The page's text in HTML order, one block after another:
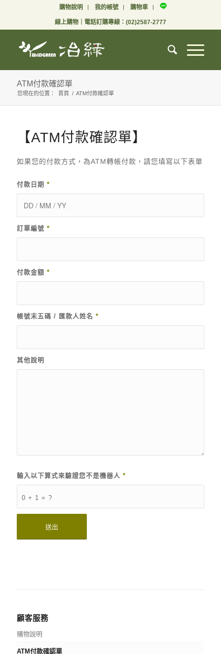
購物說明 我的帳號 購物車
線上購物｜電話訂購專線： (02)2587-2777
ATM付款確認單
您現在的位置： 首頁 / ATM付款確認單
【ATM付款確認單】
如果您的付款方式，為ATM轉帳付款，請您填寫以下表單
付款日期 *
訂單編號 *
付款金額 *
帳號末五碼 / 匯款人姓名 *
其他說明
0 + 1 = ?
輸入以下算式來驗證您不是機器人 *
顧客服務
購物說明
ATM付款確認單